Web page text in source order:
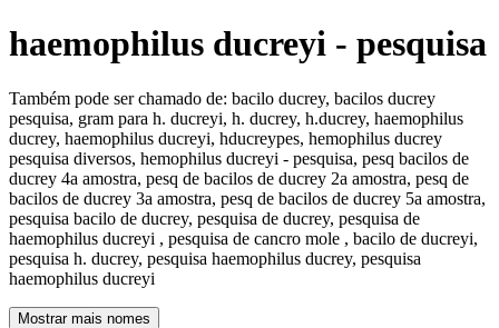
haemophilus ducreyi - pesquisa
Também pode ser chamado de: bacilo ducrey, bacilos ducrey
pesquisa, gram para h. ducreyi, h. ducrey, h.ducrey, haemophilus
ducrey, haemophilus ducreyi, hducreypes, hemophilus ducrey
pesquisa diversos, hemophilus ducreyi - pesquisa, pesq bacilos de
ducrey 4a amostra, pesq de bacilos de ducrey 2a amostra, pesq de
bacilos de ducrey 3a amostra, pesq de bacilos de ducrey 5a amostra,
pesquisa bacilo de ducrey, pesquisa de ducrey, pesquisa de
haemophilus ducreyi , pesquisa de cancro mole , bacilo de ducreyi,
pesquisa h. ducrey, pesquisa haemophilus ducrey, pesquisa
haemophilus ducreyi
Mostrar mais nomes